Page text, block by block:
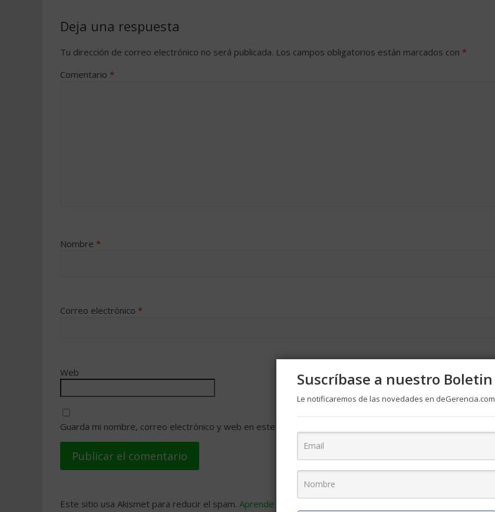
Deja una respuesta
Tu dirección de correo electrónico no será publicada. Los campos obligatorios están marcados con *
Comentario *
Nombre *
Correo electrónico *
Web
Guarda mi nombre, correo electrónico y web en este navegador para la próxima vez que comente.
Este sitio usa Akismet para reducir el spam. Aprende cómo se procesan los datos de tus comentarios
Suscríbase a nuestro Boletin
Le notificaremos de las novedades en deGerencia.com